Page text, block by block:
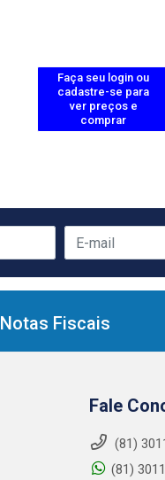
Faça seu login ou
cadastre-se para
ver preços e
comprar
Notas Fiscais
Fale
(81)
(81)